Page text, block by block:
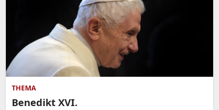
THEMA
Benedikt XVI.